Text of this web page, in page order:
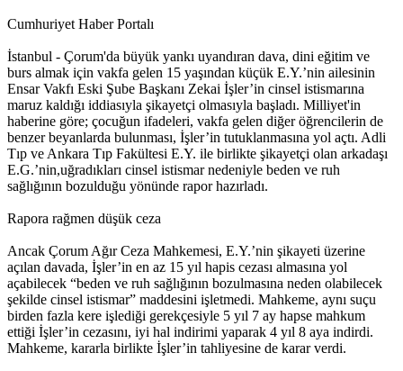
Cumhuriyet Haber Portalı
İstanbul - Çorum'da büyük yankı uyandıran dava, dini eğitim ve
burs almak için vakfa gelen 15 yaşından küçük E.Y.’nin ailesinin
Ensar Vakfı Eski Şube Başkanı Zekai İşler’in cinsel istismarına
maruz kaldığı iddiasıyla şikayetçi olmasıyla başladı. Milliyet'in
haberine göre; çocuğun ifadeleri, vakfa gelen diğer öğrencilerin de
benzer beyanlarda bulunması, İşler’in tutuklanmasına yol açtı. Adli
Tıp ve Ankara Tıp Fakültesi E.Y. ile birlikte şikayetçi olan arkadaşı
E.G.’nin,uğradıkları cinsel istismar nedeniyle beden ve ruh
sağlığının bozulduğu yönünde rapor hazırladı.
Rapora rağmen düşük ceza
Ancak Çorum Ağır Ceza Mahkemesi, E.Y.’nin şikayeti üzerine
açılan davada, İşler’in en az 15 yıl hapis cezası almasına yol
açabilecek “beden ve ruh sağlığının bozulmasına neden olabilecek
şekilde cinsel istismar” maddesini işletmedi. Mahkeme, aynı suçu
birden fazla kere işlediği gerekçesiyle 5 yıl 7 ay hapse mahkum
ettiği İşler’in cezasını, iyi hal indirimi yaparak 4 yıl 8 aya indirdi.
Mahkeme, kararla birlikte İşler’in tahliyesine de karar verdi.